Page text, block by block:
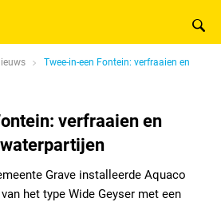
Twee-in-een Fontein: verfraaien en
verfraaien en
Grave installeerde Aquaco
het type Wide Geyser met een